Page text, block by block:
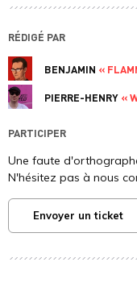
RÉDIGÉ PAR
BENJAMIN «
PIERRE-HENRY «
PARTICIPER
Une faute
N'hésitez pas à nous
Envoyer un ticket